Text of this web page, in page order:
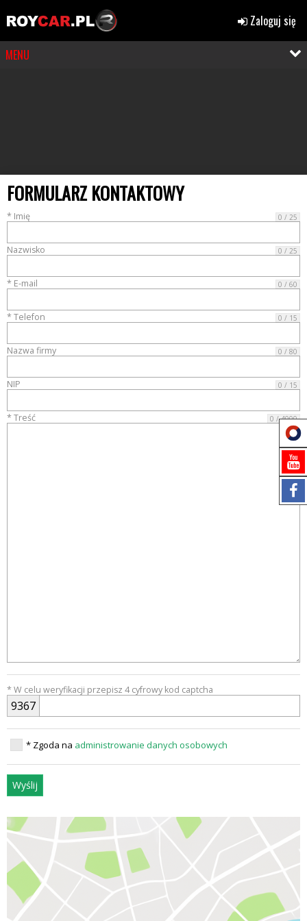
Zaloguj się
MENU
FORMULARZ KONTAKTOWY
* Imię 0 / 25
Nazwisko 0 / 25
* E-mail 0 / 60
* Telefon 0 / 15
Nazwa firmy 0 / 80
NIP 0 / 15
* Treść 0 / 4000
* W celu weryfikacji przepisz 4 cyfrowy kod captcha
9367
* Zgoda na administrowanie danych osobowych
Wyślij